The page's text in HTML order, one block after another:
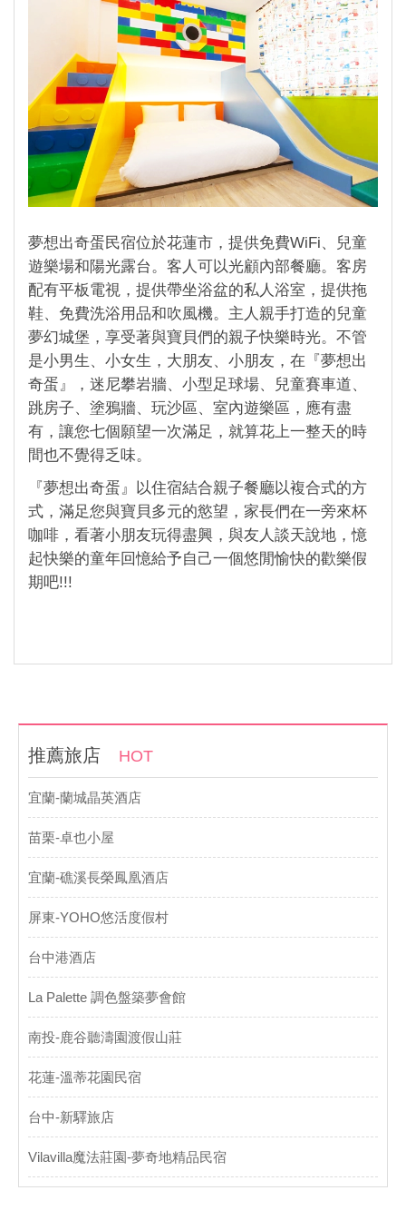
夢想出奇蛋民宿位於花蓮市，提供免費WiFi、兒童
遊樂場和陽光露台。客人可以光顧內部餐廳。客房
配有平板電視，提供帶坐浴盆的私人浴室，提供拖
鞋、免費洗浴用品和吹風機。主人親手打造的兒童
夢幻城堡，享受著與寶貝們的親子快樂時光。不管
是小男生、小女生，大朋友、小朋友，在『夢想出
奇蛋』，迷尼攀岩牆、小型足球場、兒童賽車道、
跳房子、塗鴉牆、玩沙區、室內遊樂區，應有盡
有，讓您七個願望一次滿足，就算花上一整天的時
間也不覺得乏味。
『夢想出奇蛋』以住宿結合親子餐廳以複合式的方
式，滿足您與寶貝多元的慾望，家長們在一旁來杯
咖啡，看著小朋友玩得盡興，與友人談天說地，憶
起快樂的童年回憶給予自己一個悠閒愉快的歡樂假
期吧!!!
推薦旅店 HOT
宜蘭-蘭城晶英酒店
苗栗-卓也小屋
宜蘭-礁溪長榮鳳凰酒店
屏東-YOHO悠活度假村
台中港酒店
La Palette 調色盤築夢會館
南投-鹿谷聽濤園渡假山莊
花蓮-溫蒂花園民宿
台中-新驛旅店
Vilavilla魔法莊園-夢奇地精品民宿